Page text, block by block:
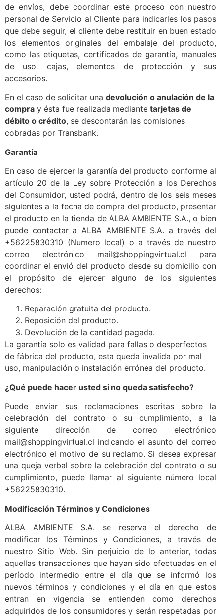
de envíos, debe coordinar este proceso con nuestro
personal de Servicio al Cliente para indicarles los pasos
que debe seguir, el cliente debe restituir en buen estado
los elementos originales del embalaje del producto,
como las etiquetas, certificados de garantía, manuales
de uso, cajas, elementos de protección y sus
accesorios.
En el caso de solicitar una devolución o anulación de la
compra y ésta fue realizada mediante tarjetas de
débito o crédito, se descontarán las comisiones
cobradas por Transbank.
Garantía
En caso de ejercer la garantía del producto conforme al
artículo 20 de la Ley sobre Protección a los Derechos
del Consumidor, usted podrá, dentro de los seis meses
siguientes a la fecha de compra del producto, presentar
el producto en la tienda de ALBA AMBIENTE S.A., o bien
puede contactar a ALBA AMBIENTE S.A. a través del
+56225830310 (Numero local) o a través de nuestro
correo electrónico mail@shoppingvirtual.cl para
coordinar el envió del producto desde su domicilio con
el propósito de ejercer alguno de los siguientes
derechos:
Reparación gratuita del producto.
Reposición del producto.
Devolución de la cantidad pagada.
La garantía solo es validad para fallas o desperfectos
de fábrica del producto, esta queda invalida por mal
uso, manipulación o instalación errónea del producto.
¿Qué puede hacer usted si no queda satisfecho?
Puede enviar sus reclamaciones escritas sobre la
celebración del contrato o su cumplimiento, a la
siguiente dirección de correo electrónico
mail@shoppingvirtual.cl indicando el asunto del correo
electrónico el motivo de su reclamo. Si desea expresar
una queja verbal sobre la celebración del contrato o su
cumplimiento, puede llamar al siguiente número local
+56225830310.
Modificación Términos y Condiciones
ALBA AMBIENTE S.A. se reserva el derecho de
modificar los Términos y Condiciones, a través de
nuestro Sitio Web. Sin perjuicio de lo anterior, todas
aquellas transacciones que hayan sido efectuadas en el
período intermedio entre el día que se informó los
nuevos términos y condiciones y el día en que estos
entran en vigencia se entienden como derechos
adquiridos de los consumidores y serán respetadas por